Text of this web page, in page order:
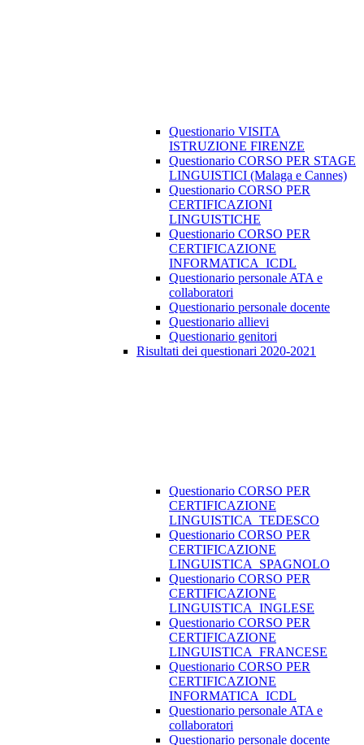
Questionario VISITA
ISTRUZIONE FIRENZE
Questionario CORSO PER STAGE
LINGUISTICI (Malaga e Cannes)
Questionario CORSO PER
CERTIFICAZIONI
LINGUISTICHE
Questionario CORSO PER
CERTIFICAZIONE
INFORMATICA_ICDL
Questionario personale ATA e
collaboratori
Questionario personale docente
Questionario allievi
Questionario genitori
Risultati dei questionari 2020-2021
Questionario CORSO PER
CERTIFICAZIONE
LINGUISTICA_TEDESCO
Questionario CORSO PER
CERTIFICAZIONE
LINGUISTICA_SPAGNOLO
Questionario CORSO PER
CERTIFICAZIONE
LINGUISTICA_INGLESE
Questionario CORSO PER
CERTIFICAZIONE
LINGUISTICA_FRANCESE
Questionario CORSO PER
CERTIFICAZIONE
INFORMATICA_ICDL
Questionario personale ATA e
collaboratori
Questionario personale docente